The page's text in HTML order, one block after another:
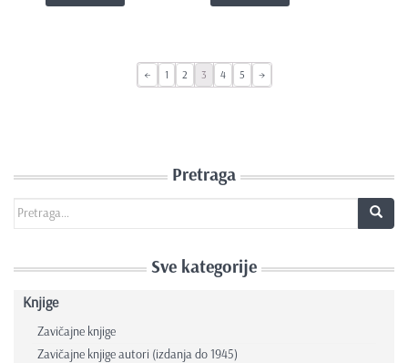
← 1 2 3 4 5 →
Pretraga
Search for:
Sve kategorije
Knjige
Zavičajne knjige
Zavičajne knjige autori (izdanja do 1945)